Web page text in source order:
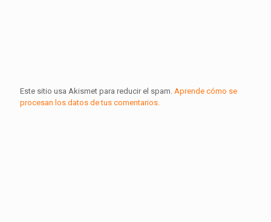
Este sitio usa Akismet para reducir el spam. Aprende cómo se
procesan los datos de tus comentarios.